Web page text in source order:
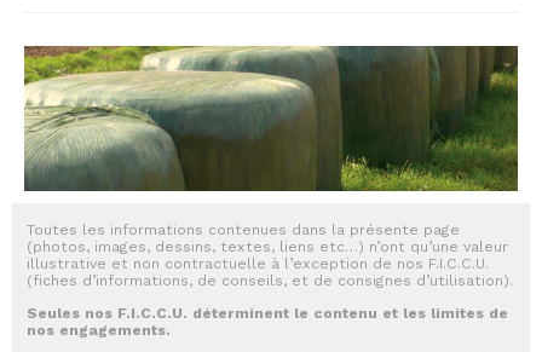
Toutes les informations contenues dans la présente page
(photos, images, dessins, textes, liens etc…) n’ont qu’une valeur
illustrative et non contractuelle à l’exception de nos F.I.C.C.U.
(fiches d’informations, de conseils, et de consignes d’utilisation).
Seules nos F.I.C.C.U. déterminent le contenu et les limites de
nos engagements.